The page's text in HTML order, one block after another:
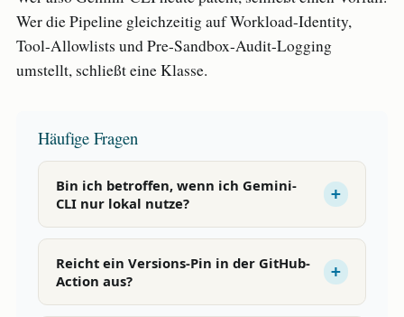
Wer die Pipeline gleichzeitig auf Workload-Identity,
Tool-Allowlists und Pre-Sandbox-Audit-Logging
umstellt, schließt eine Klasse.
Häufige Fragen
Bin ich betroffen, wenn ich Gemini-
CLI nur lokal nutze?
Reicht ein Versions-Pin in der GitHub-
Action aus?